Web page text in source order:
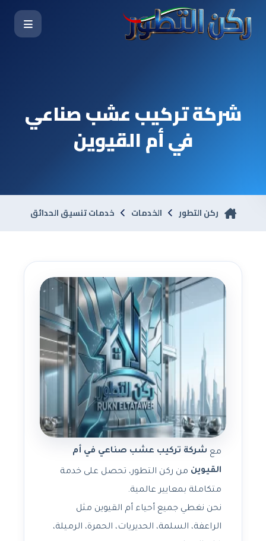
شركة تركيب عشب صناعي
في أم القيوين
ركن التطور الخدمات خدمات تنسيق الحدائق
مع شركة تركيب عشب صناعي في أم
القيوين من ركن التطور، تحصل على خدمة
متكاملة بمعايير عالمية.
نحن نغطي جميع أحياء أم القيوين مثل
الراعفة، السلمة، الحديريات، الحمرة، الرميلة،